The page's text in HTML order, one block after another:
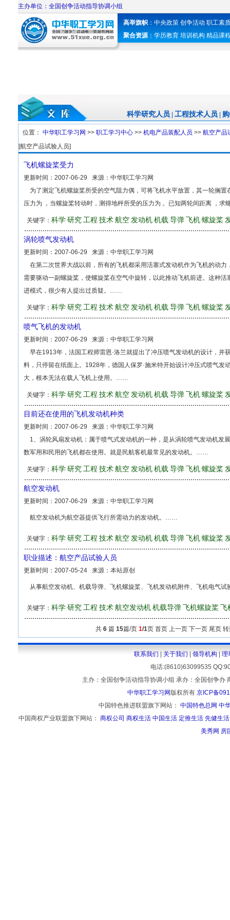
主办单位：全国创争活动指导协调小组
高举旗帜 ： 中央政策 创争活动 职工素
聚合资源： 学历教育 培训机构 精品课
科学研究人员 工程技术人员
位置： 中华职工学习网 >> 职工学习中心 >> 机电产品装配人员 >> 航空产品
[航空产品试验人员]
飞机螺旋桨受力
更新时间： 2007-06-29 来源： 中华职工学习网
为了测定飞机螺旋桨所受的空气阻力偶，可将飞机水平放置，其一轮搁
压力为 ，当螺旋桨转动时，测得地秤所受的压力为 。已知两轮间距离 ，
关键字： 科学研究 工程 技术航空 发动机机载 导弹飞机螺旋桨
涡轮喷气发动机
更新时间： 2007-06-29 来源： 中华职工学习网
在第二次世界大战以前，所有的飞机都采用活塞式发动机作为飞机的动
需要驱动一副螺旋桨，使螺旋桨在空气中旋转，以此推动飞机前进。这种
进模式，很少有人提出过质疑。……
关键字： 科学研究 工程 技术航空 发动机机载 导弹飞机螺旋桨
喷气飞机的发动机
更新时间： 2007-06-29 来源： 中华职工学习网
早在1913年，法国工程师雷恩·洛兰就提出了冲压喷气发动机的设计，并
料，只停留在纸面上。1928年，德国人保罗·施米特开始设计冲压式喷气发
大，根本无法在载人飞机上使用。……
关键字： 科学研究 工程 技术航空 发动机机载 导弹飞机螺旋桨
目前还在使用的飞机发动机种类
更新时间： 2007-06-29 来源： 中华职工学习网
1、涡轮风扇发动机：属于喷气式发动机的一种，是从涡轮喷气发动机发
数军用和民用的飞机都在使用。就是民航客机最常见的发动机。……
关键字： 科学研究 工程 技术航空 发动机机载 导弹飞机螺旋桨
航空发动机
更新时间： 2007-06-29 来源： 中华职工学习网
航空发动机为航空器提供飞行所需动力的发动机。……
关键字： 科学研究 工程 技术航空 发动机机载 导弹飞机螺旋桨
职业描述：航空产品试验人员
更新时间： 2007-05-24 来源： 本站原创
从事航空发动机、机载导弹、飞机螺旋桨、飞机发动机附件、飞机电气
关键字： 科学研究 工程 技术航空发动机机载导弹飞机螺旋桨 飞
共 6 篇 15篇/页 1/1页 首页 上一页 下一页 尾页
联系我们 关于我们 领导机构
理
电话:(8610)63099535
主办：全国创争活动指导协调小组 承办：全国创争
中华职工学习网 版权所有 京ICP备
中国特色推进联盟旗下网站： 中国特色总网 中
中国商权产业联盟旗下网站： 商权公司 商权生活 中国生活 定推生活 先健生活
美秀网 房